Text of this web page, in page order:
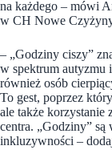
na każdego – mówi
w CH Nowe
– „Godziny ciszy”
w spektrum autyzmu
również osób
To gest, poprzez
ale także korzystanie
centra. „Godziny” są
inkluzywności –